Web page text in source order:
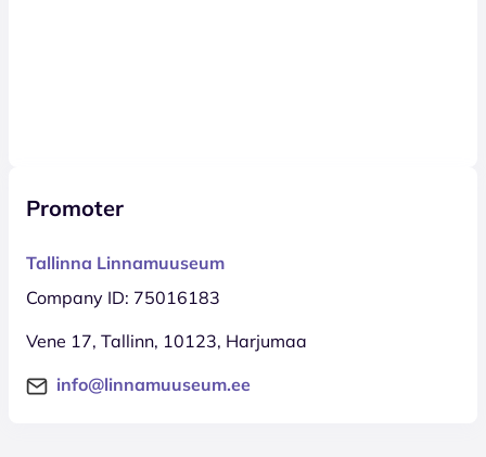
Promoter
Tallinna Linnamuuseum
Company ID: 75016183
Vene 17, Tallinn, 10123, Harjumaa
info@linnamuuseum.ee